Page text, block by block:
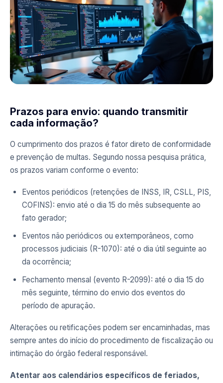
Prazos para envio: quando transmitir
cada informação?
O cumprimento dos prazos é fator direto de conformidade
e prevenção de multas. Segundo nossa pesquisa prática,
os prazos variam conforme o evento:
Eventos periódicos (retenções de INSS, IR, CSLL, PIS,
COFINS): envio até o dia 15 do mês subsequente ao
fato gerador;
Eventos não periódicos ou extemporâneos, como
processos judiciais (R-1070): até o dia útil seguinte ao
da ocorrência;
Fechamento mensal (evento R-2099): até o dia 15 do
mês seguinte, término do envio dos eventos do
período de apuração.
Alterações ou retificações podem ser encaminhadas, mas
sempre antes do início do procedimento de fiscalização ou
intimação do órgão federal responsável.
Atentar aos calendários específicos de feriados,